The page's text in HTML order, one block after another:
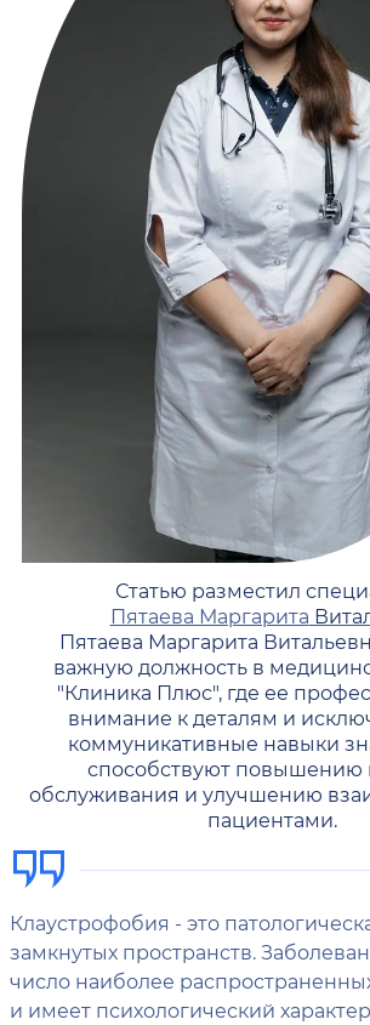
Статью разместил
Пятаева Маргарита
Пятаева Маргарита
важную должность в
"Клиника Плюс", где ее
внимание к деталям и
коммуникативные навыки
способствуют повышению
обслуживания и улучшению
пациентами.
Клаустрофобия - это
замкнутых пространств.
число наиболее
и имеет психологический